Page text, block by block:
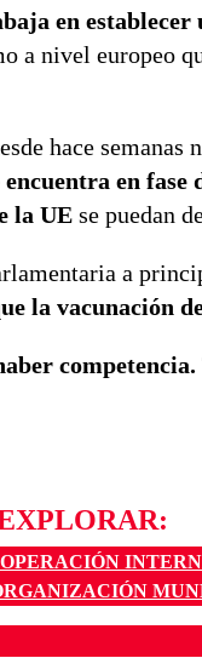
en
a nivel europeo
hace
encuentra en
la UE se puedan
a
la vacunación
competencia.